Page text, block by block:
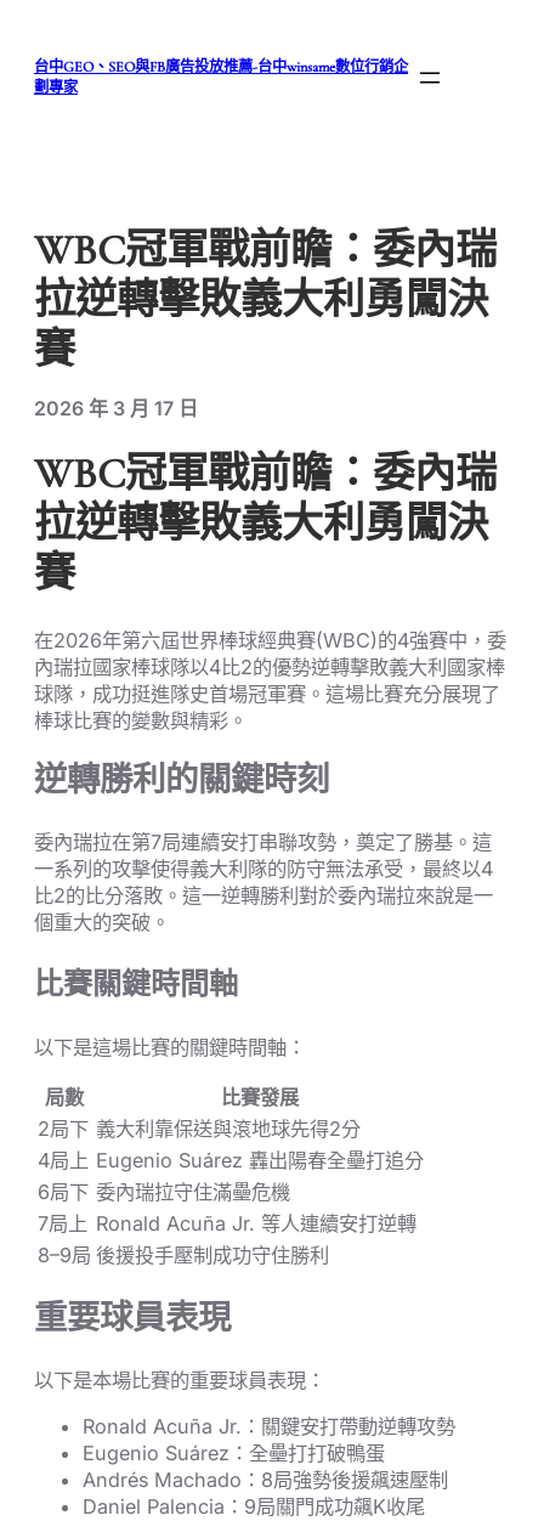
台中GEO、SEO與FB廣告投放推薦-台中winsame數位行銷企
劃專家
WBC冠軍戰前瞻：委內瑞
拉逆轉擊敗義大利勇闖決
賽
2026 年 3 月 17 日
WBC冠軍戰前瞻：委內瑞
拉逆轉擊敗義大利勇闖決
賽
在2026年第六屆世界棒球經典賽(WBC)的4強賽中，委
內瑞拉國家棒球隊以4比2的優勢逆轉擊敗義大利國家棒
球隊，成功挺進隊史首場冠軍賽。這場比賽充分展現了
棒球比賽的變數與精彩。
逆轉勝利的關鍵時刻
委內瑞拉在第7局連續安打串聯攻勢，奠定了勝基。這
一系列的攻擊使得義大利隊的防守無法承受，最終以4
比2的比分落敗。這一逆轉勝利對於委內瑞拉來說是一
個重大的突破。
比賽關鍵時間軸
以下是這場比賽的關鍵時間軸：
局數
比賽發展
2局下 義大利靠保送與滾地球先得2分
4局上 Eugenio Suárez 轟出陽春全壘打追分
6局下 委內瑞拉守住滿壘危機
7局上 Ronald Acuña Jr. 等人連續安打逆轉
8–9局 後援投手壓制成功守住勝利
重要球員表現
以下是本場比賽的重要球員表現：
Ronald Acuña Jr.：關鍵安打帶動逆轉攻勢
Eugenio Suárez：全壘打打破鴨蛋
Andrés Machado：8局強勢後援飆速壓制
Daniel Palencia：9局關門成功飆K收尾